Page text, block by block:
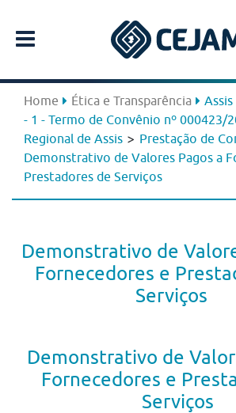
Home Ética e Transparência Assis
- 1 - Termo de Convênio nº 000423/
Regional de Assis > Prestação de
Demonstrativo de Valores Pagos a
Prestadores de Serviços
Demonstrativo de
Fornecedores e
Serviços
Demonstrativo de
Fornecedores e
Serviços